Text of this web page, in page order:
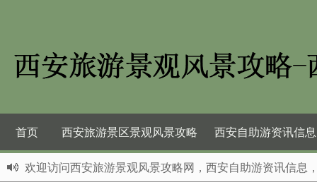
首页 西安旅游景区景观风景攻略 西安自助游资讯信息
欢迎访问西安旅游景观风景攻略网，西安自助游资讯信息